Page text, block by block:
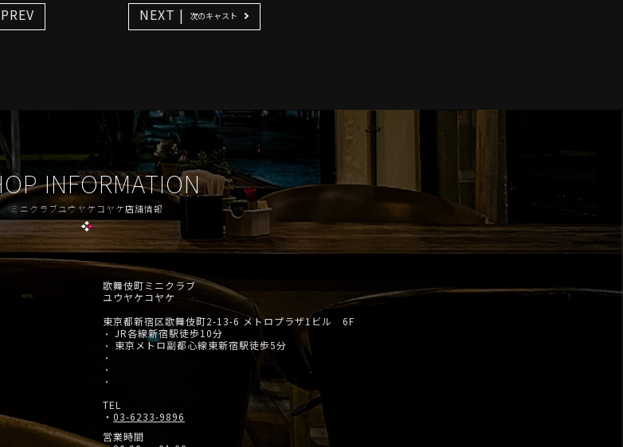
NEXT | 次のキャスト
INFORMATION
ミニクラブユウヤケコヤケ店舗情報
歌舞伎町ミニクラブ
ユウヤケコヤケ
東京都新宿区歌舞伎町2-13-6 メトロプラザ1ビル 6F
・ JR各線新宿駅徒歩10分
・ 東京メトロ副都心線東新宿駅徒歩5分
・
・
・
TEL
・ 03-6233-9896
営業時間